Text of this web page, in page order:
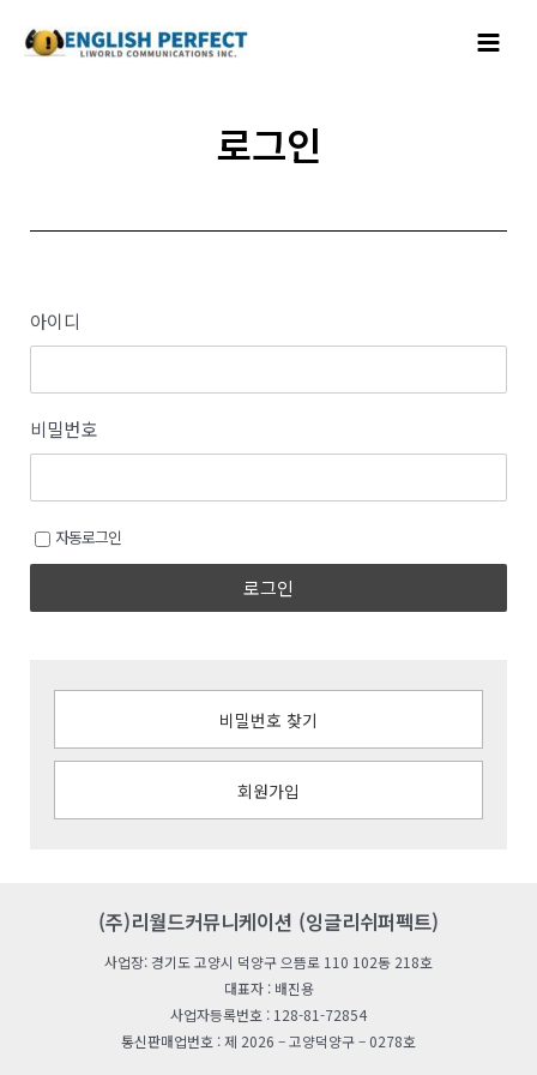
건너뛰기
Menu
로그인
아이디
비밀번호
자동로그인
로그인
비밀번호 찾기
회원가입
(주)리월드커뮤니케이션 (잉글리쉬퍼펙트)
사업장: 경기도 고양시 덕양구 으뜸로 110 102동 218호
대표자 : 배진용
사업자등록번호 : 128-81-72854
통신판매업번호 : 제 2026 – 고양덕양구 – 0278호